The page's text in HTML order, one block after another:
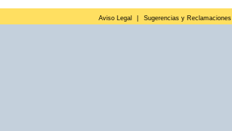
Aviso Legal Sugerencias y Reclamaciones